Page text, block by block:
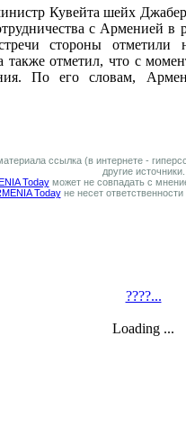
Кувейта шейх
с Арменией
стороны отметили
отметил, что с
По его словам,
ссылка (в интернете -
другие источники.
Todayможет не совпадать с
Todayне несет
????...
Loading ...